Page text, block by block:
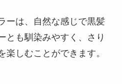
ーは、自然な感じで黒髪
とも馴染みやすく、さり
楽しむことができます。